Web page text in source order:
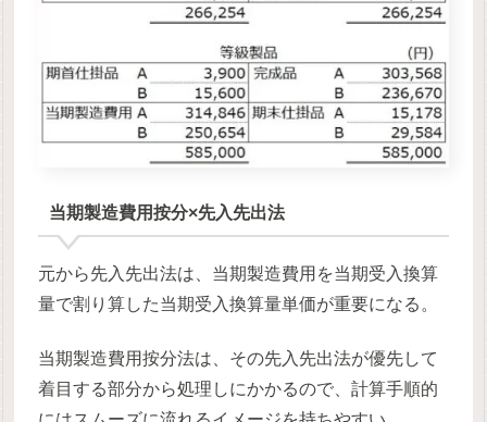
当期製造費用按分×先入先出法
元から先入先出法は、当期製造費用を当期受入換算
量で割り算した当期受入換算量単価が重要になる。
当期製造費用按分法は、その先入先出法が優先して
着目する部分から処理しにかかるので、計算手順的